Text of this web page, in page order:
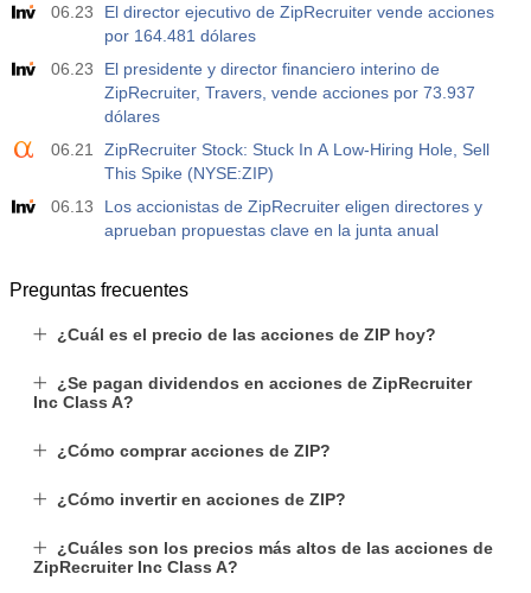
06.23
El director ejecutivo de ZipRecruiter vende acciones
por 164.481 dólares
06.23
El presidente y director financiero interino de
ZipRecruiter, Travers, vende acciones por 73.937
dólares
06.21
ZipRecruiter Stock: Stuck In A Low-Hiring Hole, Sell
This Spike (NYSE:ZIP)
06.13
Los accionistas de ZipRecruiter eligen directores y
aprueban propuestas clave en la junta anual
Preguntas frecuentes
¿Cuál es el precio de las acciones de ZIP hoy?
¿Se pagan dividendos en acciones de ZipRecruiter
Inc Class A?
¿Cómo comprar acciones de ZIP?
¿Cómo invertir en acciones de ZIP?
¿Cuáles son los precios más altos de las acciones de
ZipRecruiter Inc Class A?